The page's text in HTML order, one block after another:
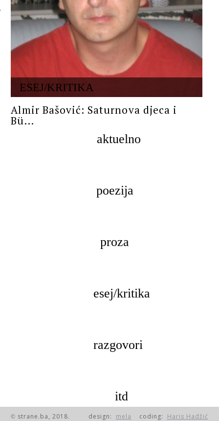
ESEJ/KRITIKA
Almir Bašović: Saturnova djeca i
Bü...
aktuelno
poezija
proza
esej/kritika
razgovori
itd
© strane.ba, 2018. design: mela coding: Haris Hadžić